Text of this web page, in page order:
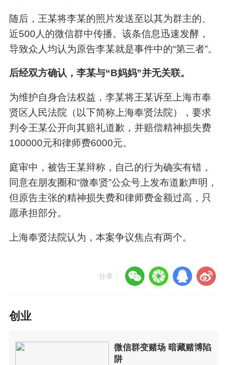
随后，王某将李某的照片发送至以其为群主的、
近500人的微信群中传播。该条信息迅速发酵，
导致众人均认为原告李某就是事件中的“第三者”。
后经双方确认，李某与“B妈妈”并无关联。
为维护自身合法权益，李某将王某诉至上海市奉
贤区人民法院（以下简称上海奉贤法院），要求
判令王某公开向其赔礼道歉，并赔偿精神损失费
100000元和律师费6000元。
庭审中，被告王某辩称，自己的行为确实有错，
同意在朋友圈和“微奉贤”公众号上发布道歉声明，
但原告主张的精神损失费和律师费金额过高，只
愿承担部分。
上海奉贤法院认为，本案争议焦点有两个。
分享：
创业
微信群变赌场 暗藏赌博陷
阱